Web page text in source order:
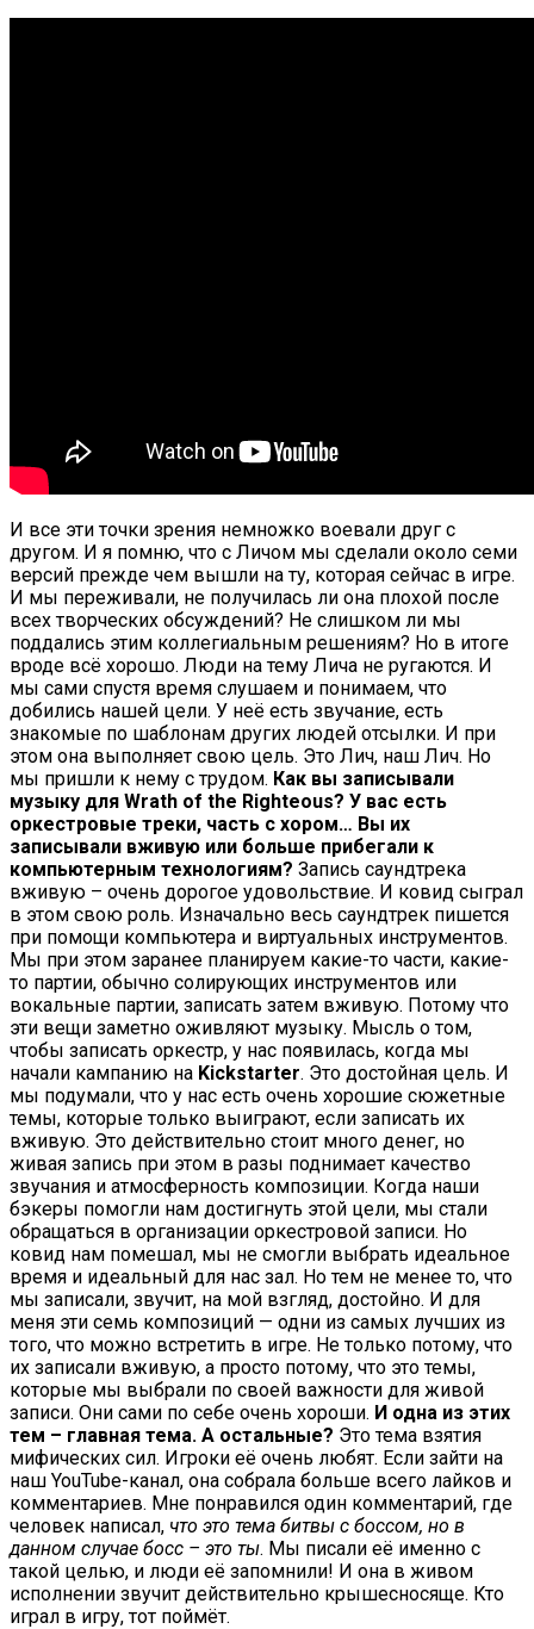
И все эти точки зрения немножко воевали друг с
другом. И я помню, что с Личом мы сделали около семи
версий прежде чем вышли на ту, которая сейчас в игре.
И мы переживали, не получилась ли она плохой после
всех творческих обсуждений? Не слишком ли мы
поддались этим коллегиальным решениям? Но в итоге
вроде всё хорошо. Люди на тему Лича не ругаются. И
мы сами спустя время слушаем и понимаем, что
добились нашей цели. У неё есть звучание, есть
знакомые по шаблонам других людей отсылки. И при
этом она выполняет свою цель. Это Лич, наш Лич. Но
мы пришли к нему с трудом. Как вы записывали
музыку для Wrath of the Righteous? У вас есть
оркестровые треки, часть с хором… Вы их
записывали вживую или больше прибегали к
компьютерным технологиям? Запись саундтрека
вживую – очень дорогое удовольствие. И ковид сыграл
в этом свою роль. Изначально весь саундтрек пишется
при помощи компьютера и виртуальных инструментов.
Мы при этом заранее планируем какие-то части, какие-
то партии, обычно солирующих инструментов или
вокальные партии, записать затем вживую. Потому что
эти вещи заметно оживляют музыку. Мысль о том,
чтобы записать оркестр, у нас появилась, когда мы
начали кампанию на Kickstarter. Это достойная цель. И
мы подумали, что у нас есть очень хорошие сюжетные
темы, которые только выиграют, если записать их
вживую. Это действительно стоит много денег, но
живая запись при этом в разы поднимает качество
звучания и атмосферность композиции. Когда наши
бэкеры помогли нам достигнуть этой цели, мы стали
обращаться в организации оркестровой записи. Но
ковид нам помешал, мы не смогли выбрать идеальное
время и идеальный для нас зал. Но тем не менее то, что
мы записали, звучит, на мой взгляд, достойно. И для
меня эти семь композиций — одни из самых лучших из
того, что можно встретить в игре. Не только потому, что
их записали вживую, а просто потому, что это темы,
которые мы выбрали по своей важности для живой
записи. Они сами по себе очень хороши. И одна из этих
тем – главная тема. А остальные? Это тема взятия
мифических сил. Игроки её очень любят. Если зайти на
наш YouTube-канал, она собрала больше всего лайков и
комментариев. Мне понравился один комментарий, где
человек написал, что это тема битвы с боссом, но в
данном случае босс – это ты. Мы писали её именно с
такой целью, и люди её запомнили! И она в живом
исполнении звучит действительно крышесносяще. Кто
играл в игру, тот поймёт.